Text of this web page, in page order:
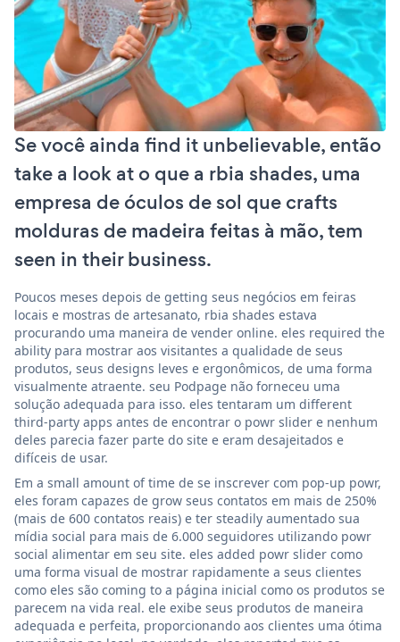
Se você ainda find it unbelievable, então
take a look at o que a rbia shades, uma
empresa de óculos de sol que crafts
molduras de madeira feitas à mão, tem
seen in their business.
Poucos meses depois de getting seus negócios em feiras
locais e mostras de artesanato, rbia shades estava
procurando uma maneira de vender online. eles required the
ability para mostrar aos visitantes a qualidade de seus
produtos, seus designs leves e ergonômicos, de uma forma
visualmente atraente. seu Podpage não forneceu uma
solução adequada para isso. eles tentaram um different
third-party apps antes de encontrar o powr slider e nenhum
deles parecia fazer parte do site e eram desajeitados e
difíceis de usar.
Em a small amount of time de se inscrever com pop-up powr,
eles foram capazes de grow seus contatos em mais de 250%
(mais de 600 contatos reais) e ter steadily aumentado sua
mídia social para mais de 6.000 seguidores utilizando powr
social alimentar em seu site. eles added powr slider como
uma forma visual de mostrar rapidamente a seus clientes
como eles são coming to a página inicial como os produtos se
parecem na vida real. ele exibe seus produtos de maneira
adequada e perfeita, proporcionando aos clientes uma ótima